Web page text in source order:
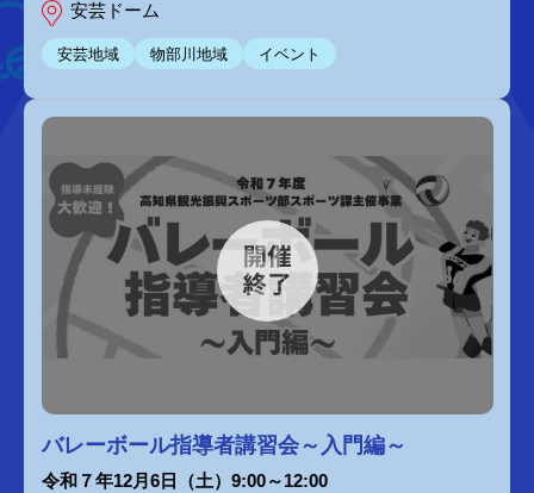
安芸ドーム
安芸地域 物部川地域 イベント
バレーボール指導者講習会～入門編～
令和７年12月6日（土）9:00～12:00